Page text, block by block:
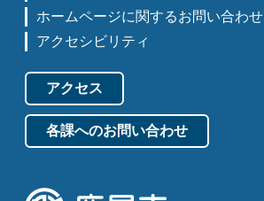
ホームページに関するお問い合わせ
アクセシビリティ
アクセス
各課へのお問い合わせ